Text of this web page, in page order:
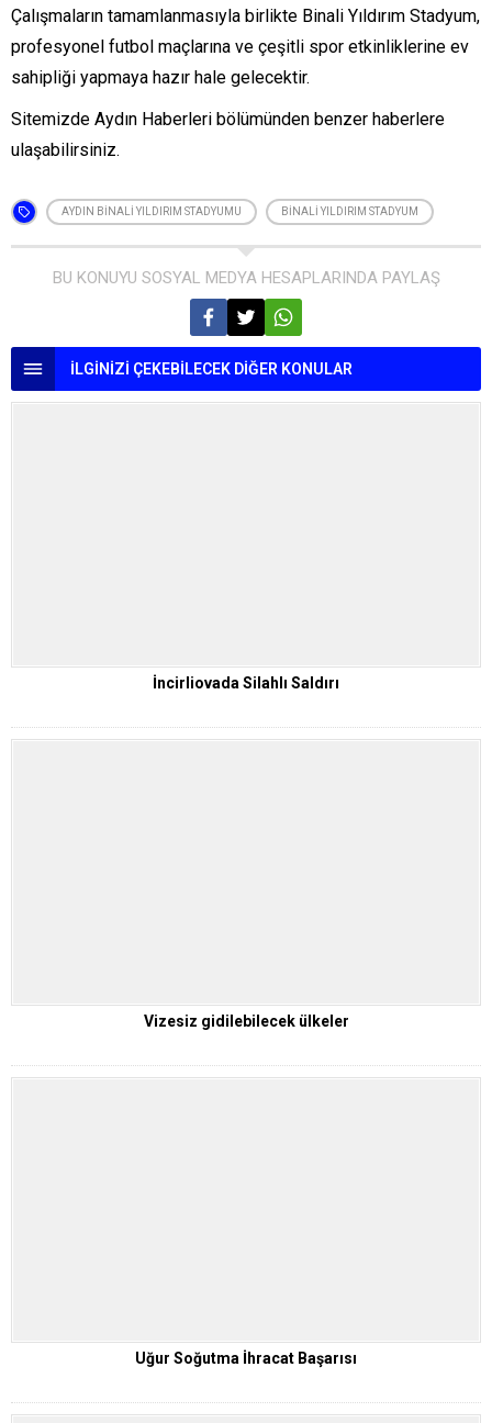
Çalışmaların tamamlanmasıyla birlikte Binali Yıldırım Stadyum,
profesyonel futbol maçlarına ve çeşitli spor etkinliklerine ev
sahipliği yapmaya hazır hale gelecektir.
Sitemizde Aydın Haberleri bölümünden benzer haberlere
ulaşabilirsiniz.
AYDIN BINALI YILDIRIM STADYUMU BINALI YILDIRIM STADYUM
BU KONUYU SOSYAL MEDYA HESAPLARINDA PAYLAŞ
İLGİNİZİ ÇEKEBİLECEK DİĞER KONULAR
İncirliovada Silahlı Saldırı
Vizesiz gidilebilecek ülkeler
Uğur Soğutma İhracat Başarısı